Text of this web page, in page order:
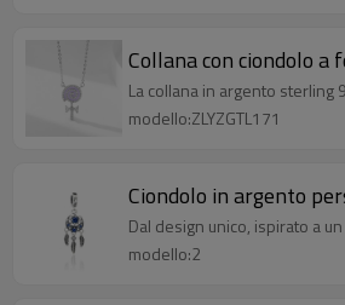
Collana con ciondolo a
La collana in argento
modello:ZLYZGTL171
Ciondolo in argento
Dal design unico, ispirato a
modello:2